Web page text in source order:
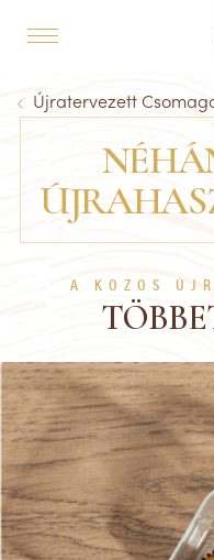
MAIN
Breadcrumb
Újratervezett
A KÖZÖS